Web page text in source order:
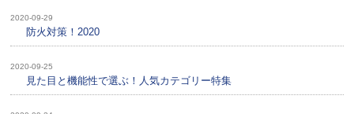
2020-09-29
防火対策！2020
2020-09-25
見た目と機能性で選ぶ！人気カテゴリー特集